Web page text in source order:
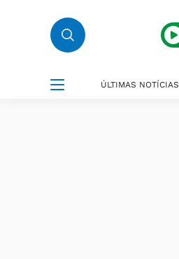
ÚLTIMAS NOTÍCIAS